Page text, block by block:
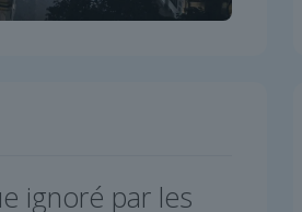
ignoré par les